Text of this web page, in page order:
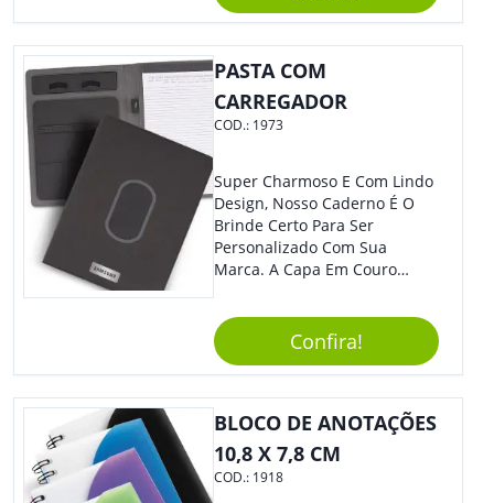
Mesmo Para Presentear
Colaboradores E Parceiros De
Sua Empresa.
PASTA COM
CARREGADOR
COD.: 1973
Super Charmoso E Com Lindo
Design, Nosso Caderno É O
Brinde Certo Para Ser
Personalizado Com Sua
Marca. A Capa Em Couro
Elástico Permite Maior
Segurança Ao Carregá-Lo.
Ofereça A Seus Clientes E
Colaboradores, Sem Dúvidas
Eles Irão Adorar.
Confira!
BLOCO DE ANOTAÇÕES
10,8 X 7,8 CM
COD.: 1918